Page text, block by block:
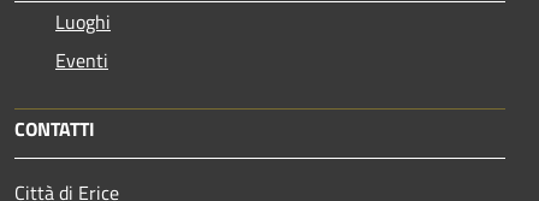
Luoghi
Eventi
CONTATTI
Città di Erice